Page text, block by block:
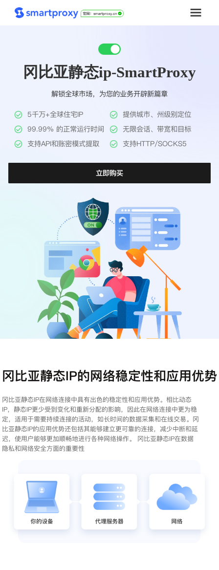
套餐购买
工具
帮助中心
冈比亚静态ip-SmartProxy
解锁全球市场，为您的业务开辟新篇章
5千万+全球住宅IP
提供城市、州级别定位
99.99% 的正常运行时间
无限会话、带宽和目标
支持API和账密模式提取
支持HTTP/SOCKS5
立即购买
冈比亚静态IP的网络稳定性和应用优势
冈比亚静态IP在网络连接中具有出色的稳定性和应用优势。相比动态
IP，静态IP更少受到变化和重新分配的影响，因此在网络连接中更为稳
定，适用于需要持续连接的活动，如长时间的数据采集和在线交易。冈
比亚静态IP的应用优势还包括其能够建立更可靠的连接，减少中断和延
迟，使用户能够更加顺畅地进行各种网络操作。 冈比亚静态IP在数据
隐私和网络安全方面的重要性